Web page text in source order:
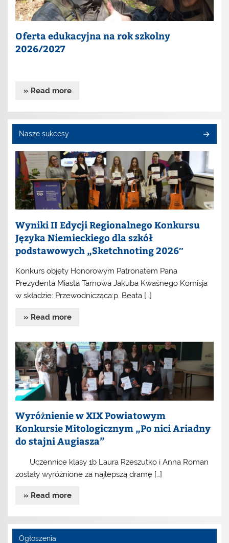
Oferta edukacyjna na rok szkolny
2026/2027
» Read more
Nasze sukcesy
Wyniki II Edycji Regionalnego Konkursu
Języka Niemieckiego dla szkół
podstawowych „Sketchnoting 2026″
Konkurs objęty Honorowym Patronatem Pana
Prezydenta Miasta Tarnowa Jakuba Kwaśnego Komisja
w składzie: Przewodnicząca:p. Beata […]
» Read more
Wyróżnienie w XIX Powiatowym
Konkursie Mitologicznym „Po nici Ariadny
do stajni Augiasza”
Uczennice klasy 1b Laura Rzeszutko i Anna Roman
zostały wyróżnione za najlepszą dramę […]
» Read more
Ogłoszenia